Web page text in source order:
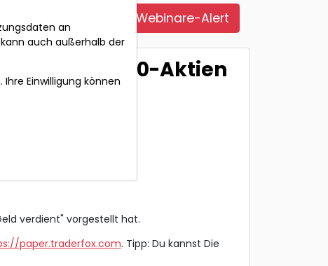
Webinare-Alert
die Top-10-Aktien
verdient" vorgestellt hat.
paper.traderfox.com. Tipp: Du kannst Die
an
auch außerhalb der
Einwilligung können